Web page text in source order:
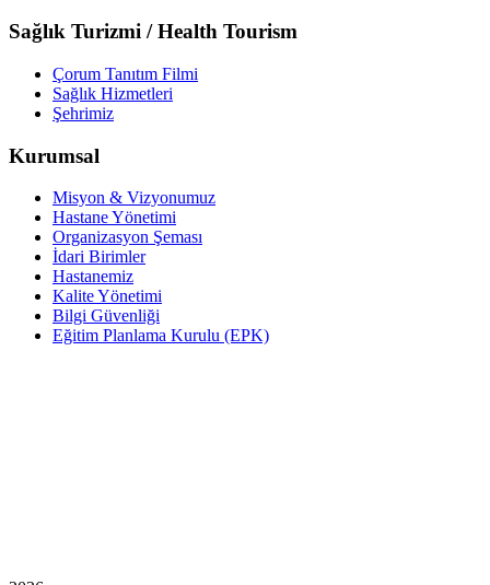
Sağlık Turizmi / Health Tourism
Çorum Tanıtım Filmi
Sağlık Hizmetleri
Şehrimiz
Kurumsal
Misyon & Vizyonumuz
Hastane Yönetimi
Organizasyon Şeması
İdari Birimler
Hastanemiz
Kalite Yönetimi
Bilgi Güvenliği
Eğitim Planlama Kurulu (EPK)